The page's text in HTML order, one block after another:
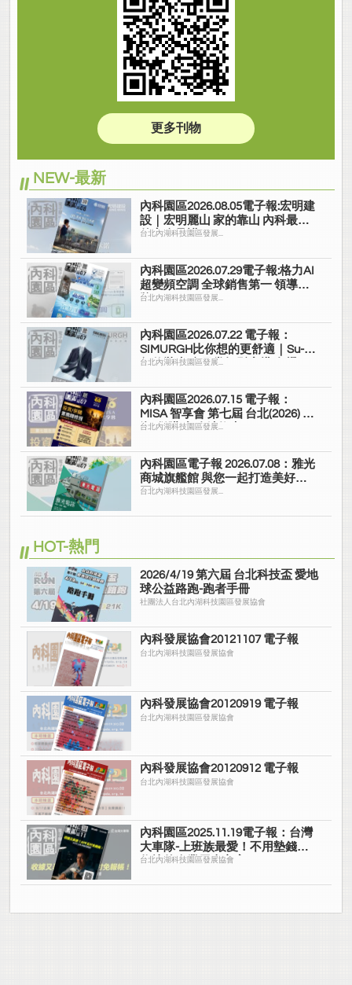
更多刊物
NEW-最新
內科園區2026.08.05電子報:宏明建
設｜宏明麗山 家的靠山 內科最高
的安全承諾
台北內湖科技園區發展...
內科園區2026.07.29電子報:格力AI
超變頻空調 全球銷售第一 領導品
牌
台北內湖科技園區發展...
內科園區2026.07.22 電子報：
SIMURGH比你想的更舒適｜Su-Si
舒仕裝 都會日常輕鬆穿搭 免燙可
台北內湖科技園區發展...
內科園區2026.07.15 電子報：
MISA 智享會 第七屆 台北(2026) 投
資/併購 實務精修班
台北內湖科技園區發展...
內科園區電子報 2026.07.08：雅光
商城旗艦館 與您一起打造美好家
園
台北內湖科技園區發展...
HOT-熱門
2026/4/19 第六屆 台北科技盃 愛地
球公益路跑-跑者手冊
社團法人台北內湖科技園區發展協會
內科發展協會20121107 電子報
台北內湖科技園區發展協會
內科發展協會20120919 電子報
台北內湖科技園區發展協會
內科發展協會20120912 電子報
台北內湖科技園區發展協會
內科園區2025.11.19電子報：台灣
大車隊-上班族最愛！不用墊錢拿
收據的企業用車方案
台北內湖科技園區發展協會